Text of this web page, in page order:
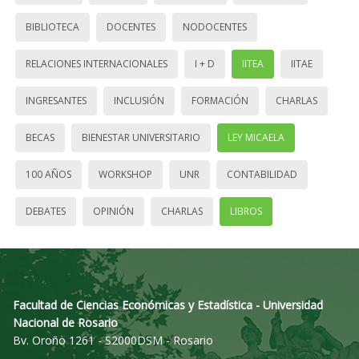
BIBLIOTECA DOCENTES NODOCENTES
RELACIONES INTERNACIONALES I + D IITEA IITAE
INGRESANTES INCLUSIÓN FORMACIÓN CHARLAS
BECAS BIENESTAR UNIVERSITARIO LEY MICAELA
100 AÑOS WORKSHOP UNR CONTABILIDAD
DEBATES OPINIÓN CHARLAS LIBROS
Facultad de Ciencias Económicas y Estadística - Universidad
Nacional de Rosario
Bv. Oroño 1261 - S2000DSM - Rosario